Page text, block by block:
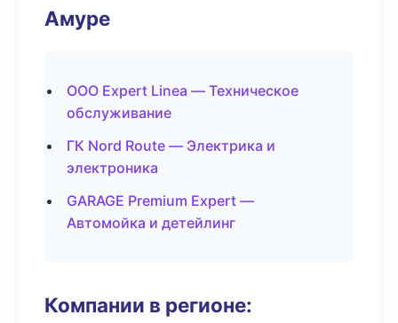
Амуре
ООО Expert Linea — Техническое
обслуживание
ГК Nord Route — Электрика и
электроника
GARAGE Premium Expert —
Автомойка и детейлинг
Компании в регионе: